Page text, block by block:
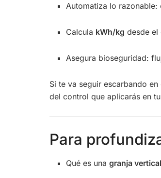
Automatiza lo razonable:
Calcula kWh/kg desde el
Asegura bioseguridad:
Si te va seguir escarbando
del control que aplicarás en
Para
Qué es unagranja vertical